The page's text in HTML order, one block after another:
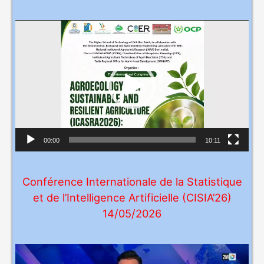
é
o
L
e
c
t
e
u
v
i
é
o
00:00 10:11
Conférence Internationale de la Statistique
et de l’Intelligence Artificielle (CISIA’26)
14/05/2026
L